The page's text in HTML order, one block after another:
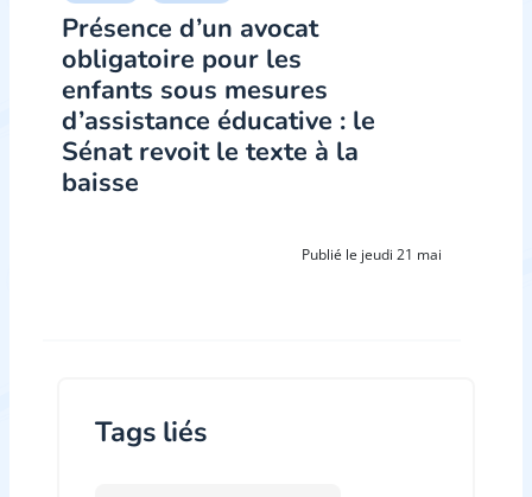
Présence d’un avocat
obligatoire pour les
enfants sous mesures
d’assistance éducative : le
Sénat revoit le texte à la
baisse
Publié le jeudi 21 mai
Tags liés